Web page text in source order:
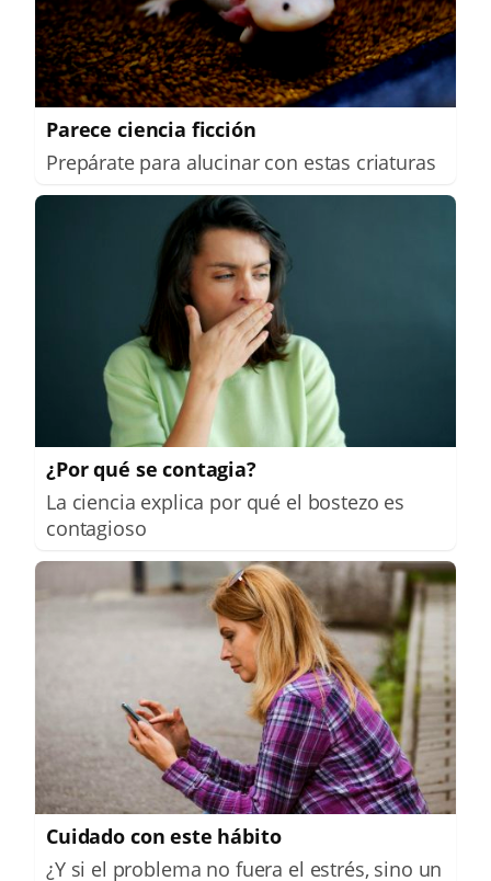
Parece ciencia ficción
Prepárate para alucinar con estas criaturas
¿Por qué se contagia?
La ciencia explica por qué el bostezo es
contagioso
Cuidado con este hábito
¿Y si el problema no fuera el estrés, sino un